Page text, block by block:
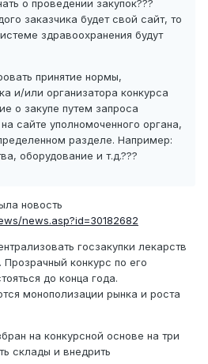
о проведении закупок???
заказчика будет свой сайт, то
здравоохранения будут
принятие нормы,
и/или организатора конкурса
о закупе путем запроса
сайте уполномоченного органа,
разделе. Например:
оборудование и т.д.???
новость
news.asp?id=30182682
госзакупки лекарств
конкурс по его
до конца года.
монополизации рынка и роста
на конкурсной основе на три
склады и внедрить